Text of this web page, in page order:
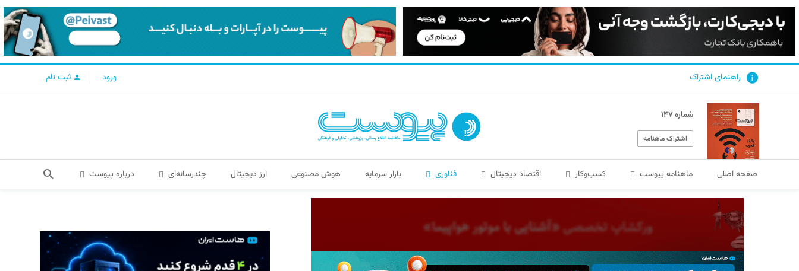
راهنمای اشتراک ورود ثبت نام
شماره ۱۴۷
اشتراک ماهنامه
صفحه اصلی ماهنامه پیوست کسب‌و‌کار اقتصاد دیجیتال فناوری بازار سرمایه هوش مصنوعی ارز دیجیتال چندرسانه‌ای درباره پیوست